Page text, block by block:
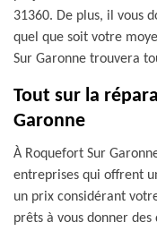
31360. De plus, il vous
quel que soit votre
Sur Garonne trouvera
Tout sur la
Garonne
À Roquefort Sur
entreprises qui offrent
un prix considérant
prêts à vous donner